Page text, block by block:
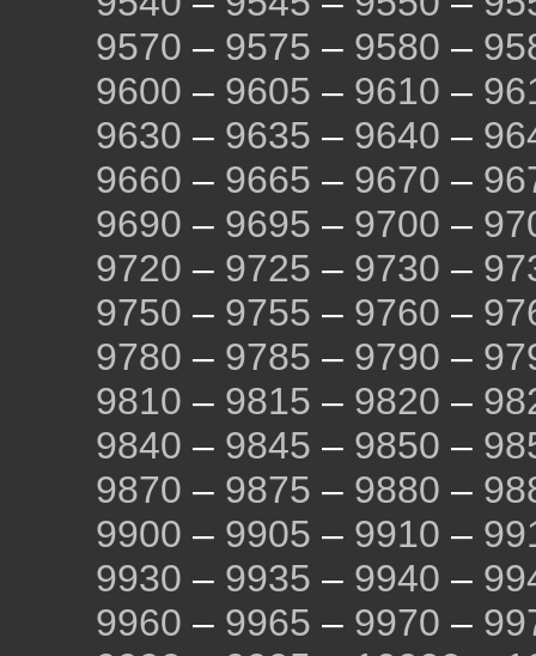
9570 – 9575 – 9580 –
9600 – 9605 – 9610 –
9630 – 9635 – 9640 –
9660 – 9665 – 9670 –
9690 – 9695 – 9700 –
9720 – 9725 – 9730 –
9750 – 9755 – 9760 –
9780 – 9785 – 9790 –
9810 – 9815 – 9820 –
9840 – 9845 – 9850 –
9870 – 9875 – 9880 –
9900 – 9905 – 9910 –
9930 – 9935 – 9940 –
9960 – 9965 – 9970 –